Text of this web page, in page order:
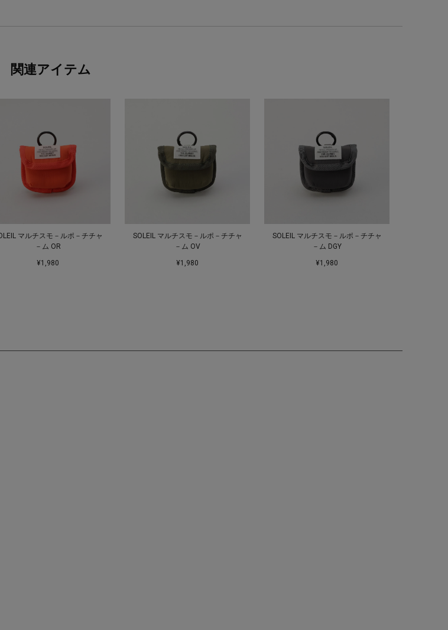
関連アイテム
マルチスモ－ルポ－チチャ
－ム OR
¥1,980
SOLEIL マルチスモ－ルポ－チチャ
－ム OV
¥1,980
SOLEIL マルチスモ－ルポ－チチャ
－ム DGY
¥1,980